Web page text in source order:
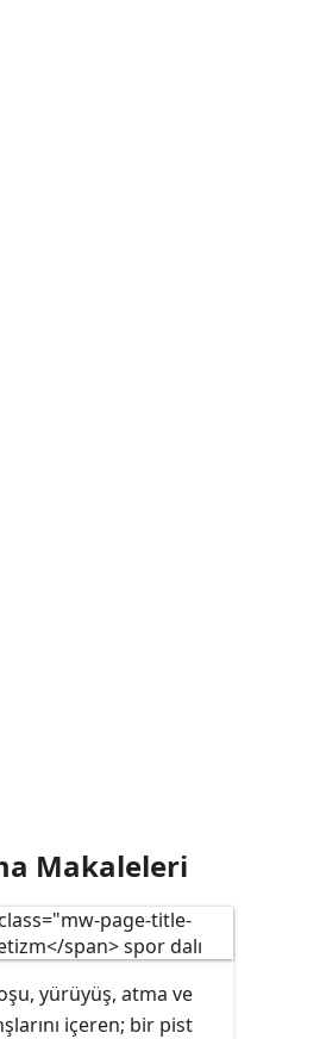
Makaleleri
yürüyüş, atma ve
içeren; bir pist